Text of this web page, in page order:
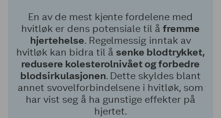
En av de mest kjente fordelene med
hvitløk er dens potensiale til åfremme
hjertehelse. Regelmessig inntak av
hvitløk kan bidra til å senke blodtrykket,
redusere kolesterolnivået og forbedre
blodsirkulasjonen. Dette skyldes blant
annet svovelforbindelsene i hvitløk, som
har vist seg å ha gunstige effekter på
hjertet.